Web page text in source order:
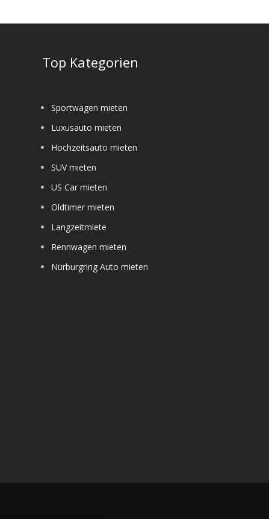
Top Kategorien
Sportwagen mieten
Luxusauto mieten
Hochzeitsauto mieten
SUV mieten
US Car mieten
Oldtimer mieten
Langzeitmiete
Rennwagen mieten
Nürburgring Auto mieten